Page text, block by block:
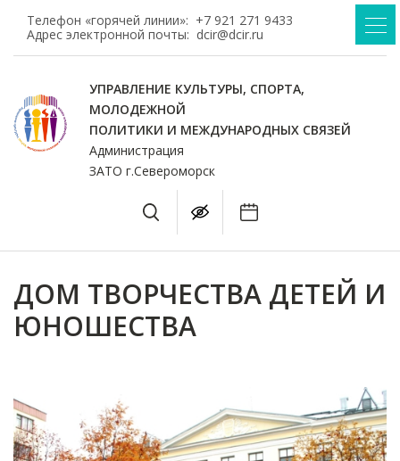
Телефон «горячей линии»: +7 921 271 9433
Адрес электронной почты: dcir@dcir.ru
УПРАВЛЕНИЕ КУЛЬТУРЫ, СПОРТА,
МОЛОДЕЖНОЙ
ПОЛИТИКИ И МЕЖДУНАРОДНЫХ СВЯЗЕЙ
Администрация
ЗАТО г.Североморск
ДОМ ТВОРЧЕСТВА ДЕТЕЙ И
ЮНОШЕСТВА